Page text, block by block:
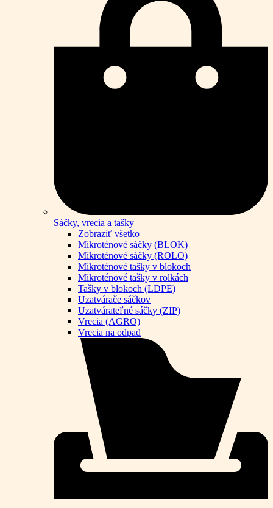
Sáčky, vrecia a tašky
Zobraziť všetko
Mikroténové sáčky (BLOK)
Mikroténové sáčky (ROLO)
Mikroténové tašky v blokoch
Mikroténové tašky v rolkách
Tašky v blokoch (LDPE)
Uzatvárače sáčkov
Uzatvárateľné sáčky (ZIP)
Vrecia (AGRO)
Vrecia na odpad